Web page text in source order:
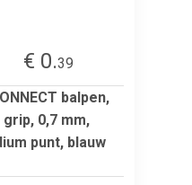
€ 0.39
balpen,
0,7 mm,
punt, blauw